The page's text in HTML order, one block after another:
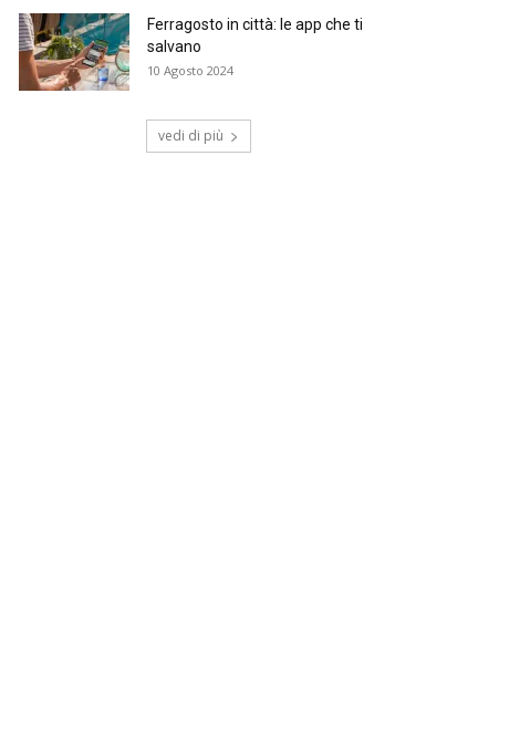
Ferragosto in città: le app che ti
salvano
10 Agosto 2024
vedi di più